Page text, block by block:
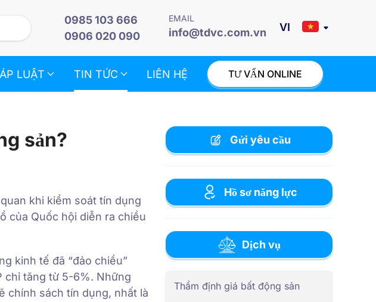
0985 103 666
0906 020 090
EMAIL
info@tdvc.com.vn
LUẬT TIN TỨC LIÊN HỆ TƯ VẤN ONLINE
sản?
khi kiểm soát tín dụng
của Quốc hội diễn ra chiều
kinh tế đã “đảo chiều”
chỉ tăng từ 5-6%. Những
chính sách tín dụng, nhất là
Gửi yêu cầu
Hồ sơ năng lực
Dịch vụ
Thẩm định giá bất động sản